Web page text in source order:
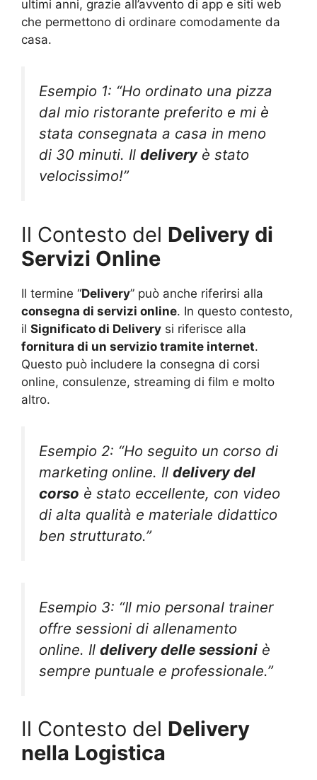
ultimi anni, grazie all’avvento di app e siti web
che permettono di ordinare comodamente da
casa.
Esempio 1: “Ho ordinato una pizza
dal mio ristorante preferito e mi è
stata consegnata a casa in meno
di 30 minuti. Il deliveryè stato
velocissimo!”
Il Contesto del Delivery di
Servizi Online
Il termine “Delivery” può anche riferirsi alla
consegna di servizi online. In questo contesto,
il Significato di Delivery si riferisce alla
fornitura di un servizio tramite internet.
Questo può includere la consegna di corsi
online, consulenze, streaming di film e molto
altro.
Esempio 2: “Ho seguito un corso di
marketing online. Il delivery del
corso è stato eccellente, con video
di alta qualità e materiale didattico
ben strutturato.”
Esempio 3: “Il mio personal trainer
offre sessioni di allenamento
online. Il delivery delle sessioni è
sempre puntuale e professionale.”
Il Contesto del Delivery
nella Logistica